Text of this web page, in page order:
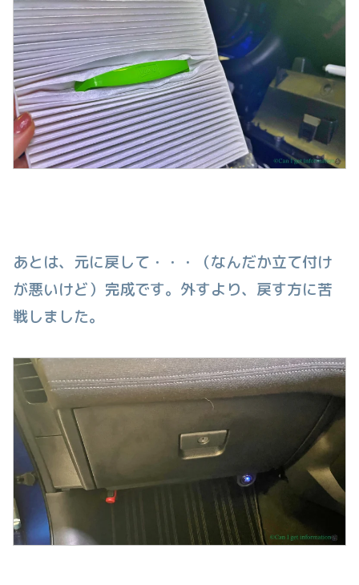
あとは、元に戻して・・・（なんだか立て付け
が悪いけど）完成です。外すより、戻す方に苦
戦しました。